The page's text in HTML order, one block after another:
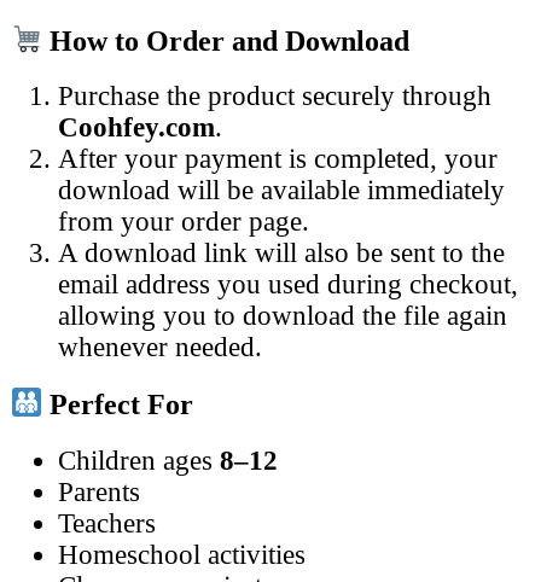
How to Order and Download
Purchase the product securely through
Coohfey.com.
After your payment is completed, your
download will be available immediately
from your order page.
A download link will also be sent to the
email address you used during checkout,
allowing you to download the file again
whenever needed.
Perfect For
Children ages 8–12
Parents
Teachers
Homeschool activities